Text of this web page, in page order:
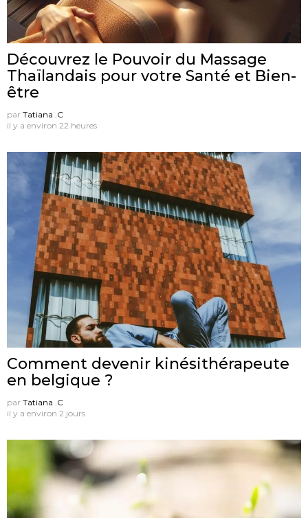
Découvrez le Pouvoir du Massage
Thaïlandais pour votre Santé et Bien-
être
par Tatiana .C
il y a environ 22 heures
Comment devenir kinésithérapeute
en belgique ?
par Tatiana .C
il y a environ 2 jours